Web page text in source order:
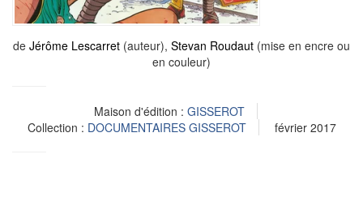
de Jérôme Lescarret (auteur), Stevan Roudaut (mise en encre ou
en couleur)
Maison d'édition : GISSEROT
Collection : DOCUMENTAIRES GISSEROT février 2017